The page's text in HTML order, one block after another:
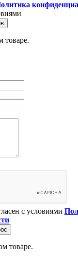
товаре.
с условиями
товаре.